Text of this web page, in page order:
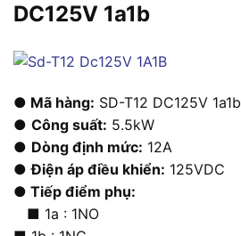
DC125V 1a1b
● Mã hàng: SD-T12 DC125V 1a1b
● Công suất: 5.5kW
● Dòng định mức: 12A
●Điện áp điều khiển: 125VDC
● Tiếp điểm phụ:
■ 1a : 1NO